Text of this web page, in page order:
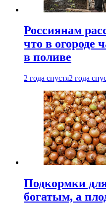
Россиянам
что в огороде
в поливе
2 года спустя2 года
Подкормки
богатым, а